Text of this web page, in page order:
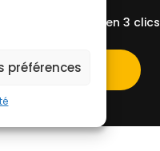
préférences
engagement, en 3 clics
J'évalue !